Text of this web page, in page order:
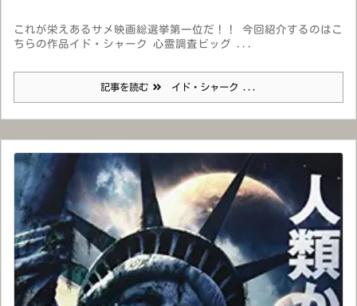
これが栄えあるサメ映画総選挙第一位だ！！ 今回紹介するのはこ
ちらの作品イド・シャーク 心霊調査ビッグ ...
記事を読む イド・シャーク ...